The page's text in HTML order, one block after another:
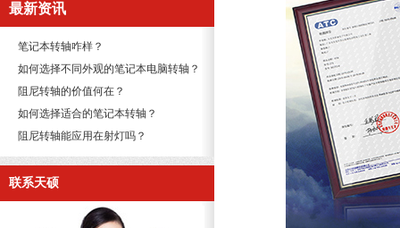
最新资讯
笔记本转轴咋样？
如何选择不同外观的笔记本电脑转轴？
阻尼转轴的价值何在？
如何选择适合的笔记本转轴？
阻尼转轴能应用在射灯吗？
联系天硕